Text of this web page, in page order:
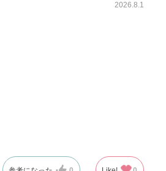
2026.8.1